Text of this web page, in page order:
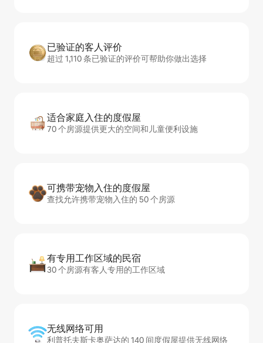
已验证的客人评价
超过 1,110 条已验证的评价可帮助你做出选择
适合家庭入住的度假屋
70 个房源提供更大的空间和儿童便利设施
可携带宠物入住的度假屋
查找允许携带宠物入住的 50 个房源
有专用工作区域的民宿
30 个房源有客人专用的工作区域
无线网络可用
利普托夫斯卡奥萨达的 140 间度假屋提供无线网络